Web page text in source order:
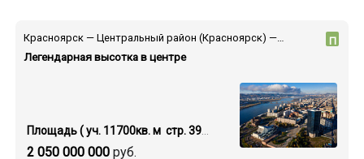
Красноярск — Центральный район (Красноярск) — пр-т Мира
Легендарная высотка в центре
П
2 050 000 000руб.
Площадь ( уч. 11700кв. м стр. 39000 кв.м.)